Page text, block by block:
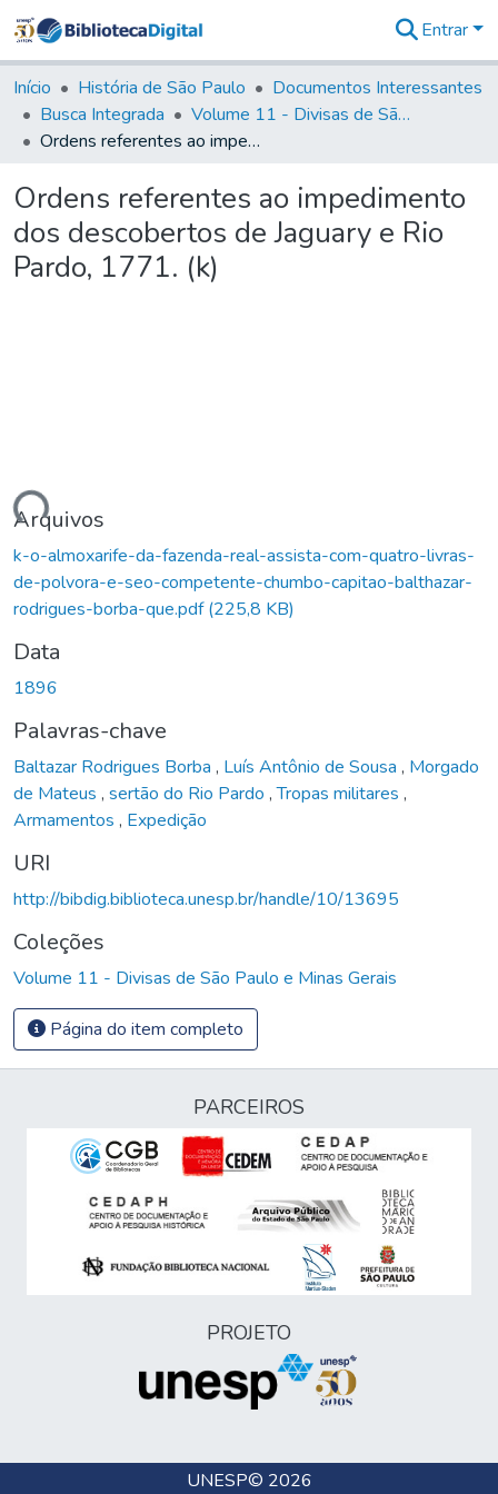
&
Coleções
Tudo na
Biblioteca
Estatísticas
Entrar
Início História de São Paulo
Documentos Interessantes
Busca Integrada
Volume 11 - Divisas de São Paulo e Minas Gerais
Ordens referentes ao impedimento dos descobertos de Jaguary e Rio Pardo, 1771. (k)
Ordens referentes ao impedimento
dos descobertos de Jaguary e Rio
Pardo, 1771. (k)
Arquivos
k-o-almoxarife-da-fazenda-real-assista-com-quatro-livras-
de-polvora-e-seo-competente-chumbo-capitao-balthazar-
rodrigues-borba-que.pdf(225,8 KB)
Data
1896
Palavras-chave
Baltazar Rodrigues Borba , Luís Antônio de Sousa , Morgado
de Mateus , sertão do Rio Pardo ,Tropas militares ,
Armamentos , Expedição
URI
http://bibdig.biblioteca.unesp.br/handle/10/13695
Coleções
Volume 11 - Divisas de São Paulo e Minas Gerais
Página do item completo
PARCEIROS
PROJETO
UNESP© 2026